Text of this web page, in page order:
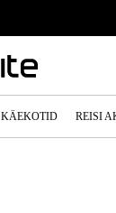
KÄEKOTID REISI